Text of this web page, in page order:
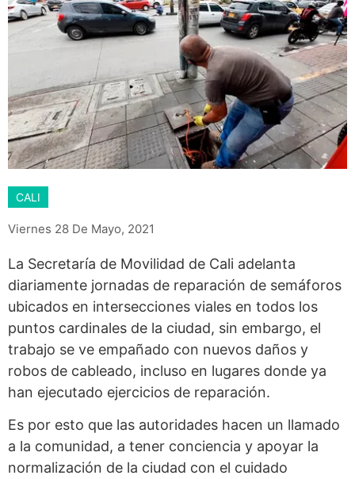
CALI
Viernes 28 De Mayo, 2021
La Secretaría de Movilidad de Cali adelanta
diariamente jornadas de reparación de semáforos
ubicados en intersecciones viales en todos los
puntos cardinales de la ciudad, sin embargo, el
trabajo se ve empañado con nuevos daños y
robos de cableado, incluso en lugares donde ya
han ejecutado ejercicios de reparación.
Es por esto que las autoridades hacen un llamado
a la comunidad, a tener conciencia y apoyar la
normalización de la ciudad con el cuidado